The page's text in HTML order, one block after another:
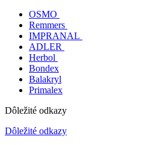
OSMO
Remmers
IMPRANAL
ADLER
Herbol
Bondex
Balakryl
Primalex
Dôležité odkazy
Dôležité odkazy